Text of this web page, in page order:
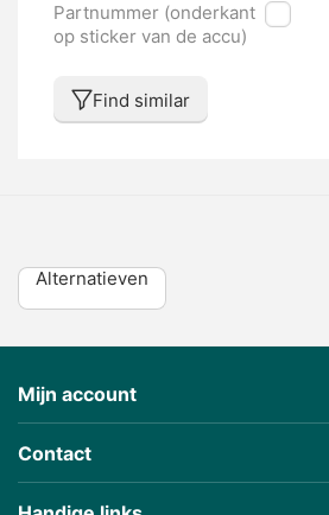
Partnummer (onderkant
op sticker van de accu)
nvt
Find similar
Alternatieven
Mijn account
Contact